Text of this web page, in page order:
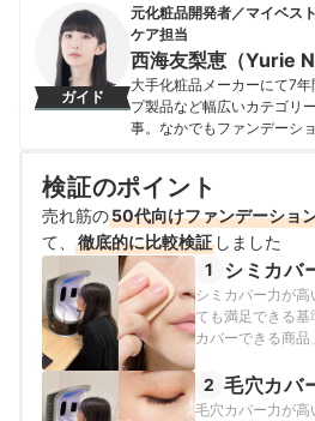
師事後独立。現在は新人育
っている。 TV番組出演、雑
トでのトークショーなど、
し、LINE公式ブロガーとし
を中心に幅広い支持層を持
好きで、新しいアイテムは
篠原奈緒子のプロフィー
ガイド
元化粧品開発者／マイベス
ケア担当
西海友梨恵（Yurie
大手化粧品メーカーにて7
プ製品など幅広いカテゴリ
事。なかでもファンデーシ
向けの商品開発も多数経験
1500点以上のコスメを比較
をもとに、成分や処方の背
内容もユーザーにわかりや
がらコンテンツを制作してい
西海友梨恵（Yurie
検証のポイント
売れ筋の50代向けファンデーショ
て、
徹底的に比較検証 しました
1
シミカバ
シミカバー力が高
ても満足できる基
カバーできる商品
2 毛穴カバ
毛穴カバー力が高